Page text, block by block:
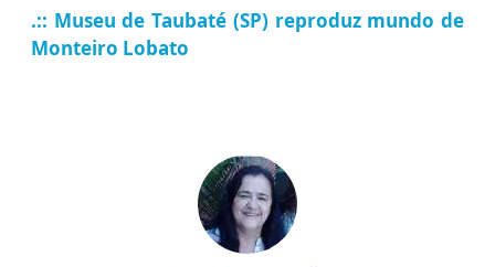
.:: Museu de Taubaté (SP) reproduz mundo de
Monteiro Lobato